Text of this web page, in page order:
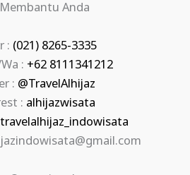
Anda
: (021) 8265-3335
: +62 8111341212
: @TravelAlhijaz
: alhijazwisata
travelalhijaz_indowisata